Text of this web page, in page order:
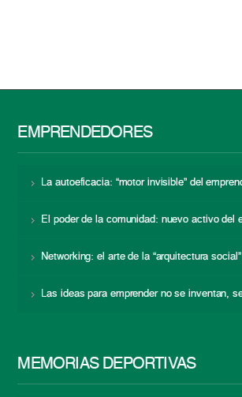
EMPRENDEDORES
La autoeficacia: “motor invisible” del
El poder de la comunidad: nuevo activo del
Networking: el arte de la “arquitectura
Las ideas para emprender no se inventan,
MEMORIAS DEPORTIVAS